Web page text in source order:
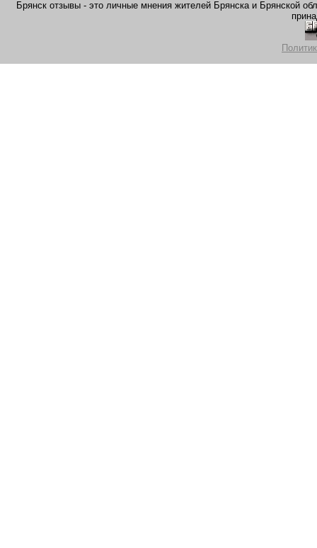
Брянск отзывы - это личные мнения жителей Брянска и Брянской